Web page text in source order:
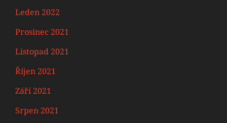
Leden 2022
Prosinec 2021
Listopad 2021
Říjen 2021
Září 2021
Srpen 2021